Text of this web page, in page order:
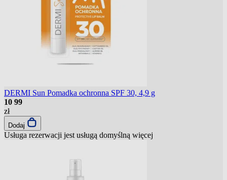
DERMI Sun Pomadka ochronna SPF 30, 4,9 g
10 99
zł
Dodaj
Usługa rezerwacji jest usługą domyślną więcej